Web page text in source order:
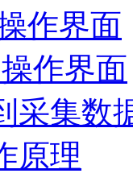
作界面
作界面
采集数
原理